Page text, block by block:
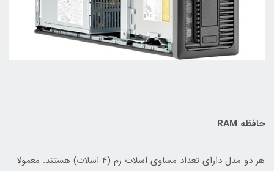
حافظه RAM
هر دو مدل دارای تعداد مساوی اسلات رم (4 اسلات) هستند. معمولا